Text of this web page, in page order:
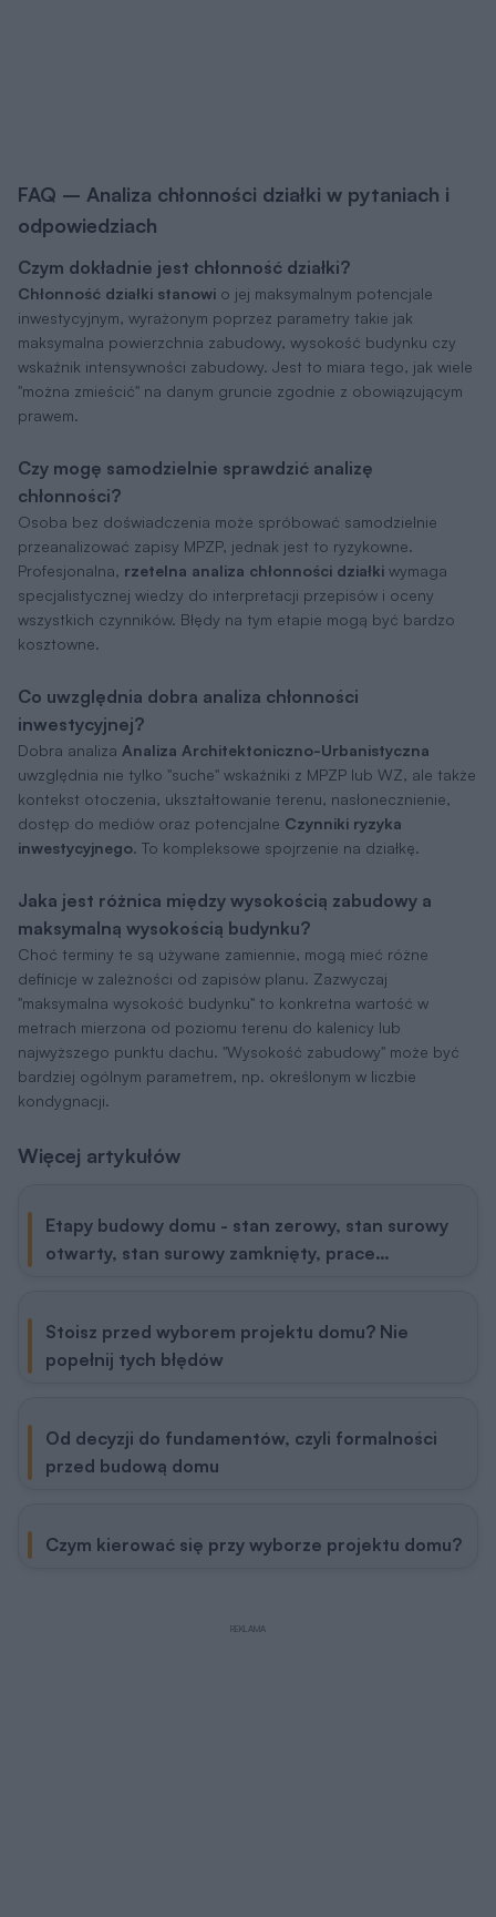
FAQ – Analiza chłonności działki w pytaniach i
odpowiedziach
Czym dokładnie jest chłonność działki?
Chłonność działki stanowi o jej maksymalnym potencjale
inwestycyjnym, wyrażonym poprzez parametry takie jak
maksymalna powierzchnia zabudowy, wysokość budynku czy
wskaźnik intensywności zabudowy. Jest to miara tego, jak wiele
"można zmieścić" na danym gruncie zgodnie z obowiązującym
prawem.
Czy mogę samodzielnie sprawdzić analizę
chłonności?
Osoba bez doświadczenia może spróbować samodzielnie
przeanalizować zapisy MPZP, jednak jest to ryzykowne.
Profesjonalna, rzetelna analiza chłonności działki wymaga
specjalistycznej wiedzy do interpretacji przepisów i oceny
wszystkich czynników. Błędy na tym etapie mogą być bardzo
kosztowne.
Co uwzględnia dobra analiza chłonności
inwestycyjnej?
Dobra analiza Analiza Architektoniczno-Urbanistyczna
uwzględnia nie tylko "suche" wskaźniki z MPZP lub WZ, ale także
kontekst otoczenia, ukształtowanie terenu, nasłonecznienie,
dostęp do mediów oraz potencjalne Czynniki ryzyka
inwestycyjnego. To kompleksowe spojrzenie na działkę.
Jaka jest różnica między wysokością zabudowy a
maksymalną wysokością budynku?
Choć terminy te są używane zamiennie, mogą mieć różne
definicje w zależności od zapisów planu. Zazwyczaj
"maksymalna wysokość budynku" to konkretna wartość w
metrach mierzona od poziomu terenu do kalenicy lub
najwyższego punktu dachu. "Wysokość zabudowy" może być
bardziej ogólnym parametrem, np. określonym w liczbie
kondygnacji.
Więcej artykułów
Etapy budowy domu - stan zerowy, stan surowy
otwarty, stan surowy zamknięty, prace
Stoisz przed wyborem projektu domu? Nie
popełnij tych błędów
Od decyzji do fundamentów, czyli formalności
przed budową domu
Czym kierować się przy wyborze projektu domu?